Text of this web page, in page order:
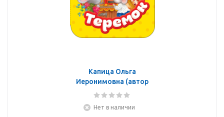
Капица Ольга
Иеронимовна (автор
пересказа), Купряшова
(иллюстратор): Теремок
Нет в наличии